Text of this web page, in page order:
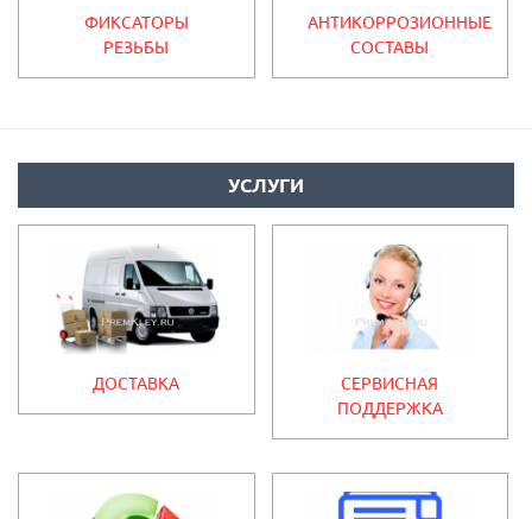
ФИКСАТОРЫ
РЕЗЬБЫ
АНТИКОРРОЗИОННЫЕ
СОСТАВЫ
УСЛУГИ
ДОСТАВКА
СЕРВИСНАЯ
ПОДДЕРЖКА